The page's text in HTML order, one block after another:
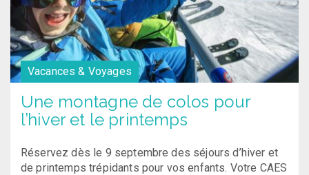
Vacances & Voyages
Une montagne de colos pour
l’hiver et le printemps
Réservez dès le 9 septembre des séjours d’hiver et
de printemps trépidants pour vos enfants. Votre CAES